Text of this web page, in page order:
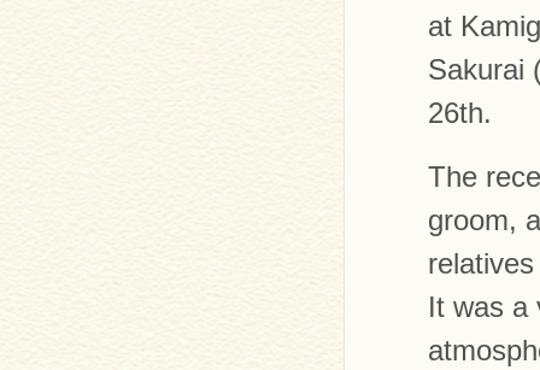
at
Sakurai
26th.
The
groom,
It was a